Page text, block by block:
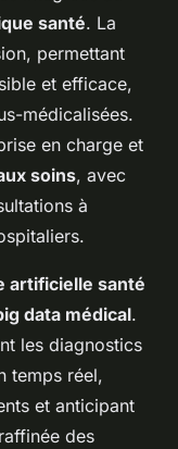
santé. La
permettant
et efficace,
médicalisées.
en charge et
soins, avec
à
artificielle santé
data médical.
les diagnostics
temps réel,
et anticipant
des